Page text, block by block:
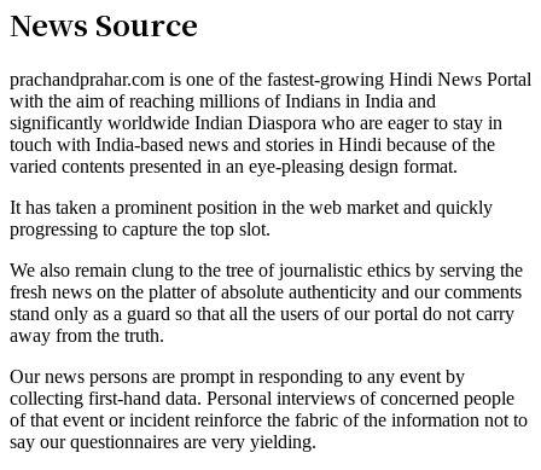
News Source
prachandprahar.com is one of the fastest-growing Hindi News Portal
with the aim of reaching millions of Indians in India and
significantly worldwide Indian Diaspora who are eager to stay in
touch with India-based news and stories in Hindi because of the
varied contents presented in an eye-pleasing design format.
It has taken a prominent position in the web market and quickly
progressing to capture the top slot.
We also remain clung to the tree of journalistic ethics by serving the
fresh news on the platter of absolute authenticity and our comments
stand only as a guard so that all the users of our portal do not carry
away from the truth.
Our news persons are prompt in responding to any event by
collecting first-hand data. Personal interviews of concerned people
of that event or incident reinforce the fabric of the information not to
say our questionnaires are very yielding.